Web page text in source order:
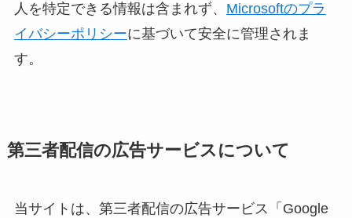
人を特定できる情報は含まれず、 Microsoftのプラ
イバシーポリシーに基づいて安全に管理されま
す。
第三者配信の広告サービスについて
当サイトは、第三者配信の広告サービス「Google